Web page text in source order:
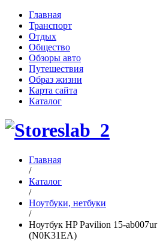
Главная
Транспорт
Отдых
Общество
Обзоры авто
Путешествия
Образ жизни
Карта сайта
Каталог
Главная
/
Каталог
/
Ноутбуки, нетбуки
/
Ноутбук HP Pavilion 15-ab007ur
(N0K31EA)